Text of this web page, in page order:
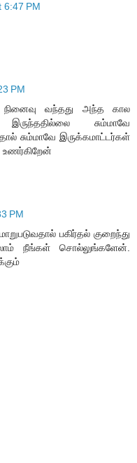
6:47 PM
PM
வந்தது அந்த கால
சும்மாவே
சும்மாவே இருக்கமாட்டர்கள்
PM
பகிர்தல் குறைந்து
நீங்கள் சொல்லுங்களேன்.